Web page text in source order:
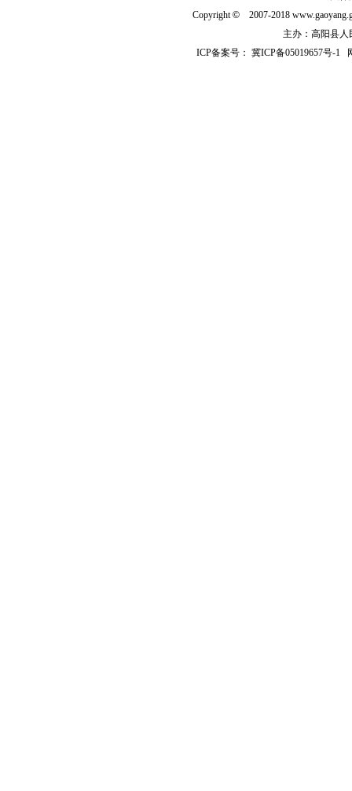
Copyright©2007-2018
主办：高阳县人
ICP备案号： 冀ICP备05019657号-1网